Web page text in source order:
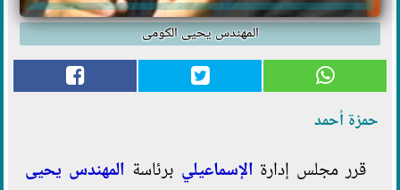
المهندس يحيى الكومى
حمزة أحمد
قرر مجلس إدارة الإسماعيلي برئاسة المهندس يحيى